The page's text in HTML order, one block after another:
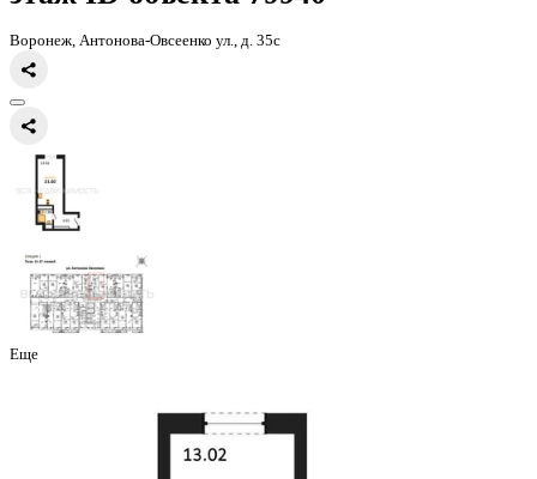
Главная КаталогВсе ЖК ЖД Навигатор
Квартиры-студии, 21.02 м²
этаж
Воронеж, Антонова-Овсеенко ул., д. 35с